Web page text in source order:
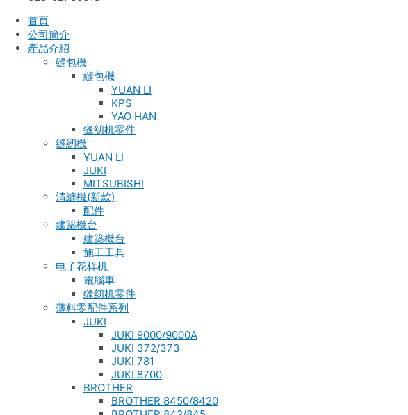
首頁
公司簡介
產品介紹
縫包機
縫包機
YUAN LI
KPS
YAO HAN
缝纫机零件
縫紉機
YUAN LI
JUKI
MITSUBISHI
清縫機(新款)
配件
建築機台
建築機台
施工工具
电子花样机
電腦車
缝纫机零件
薄料零配件系列
JUKI
JUKI 9000/9000A
JUKI 372/373
JUKI 781
JUKI 8700
BROTHER
BROTHER 8450/8420